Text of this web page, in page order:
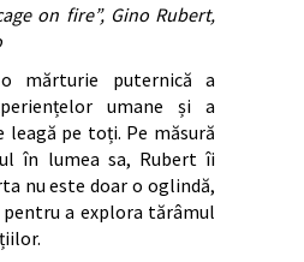
on fire”, Gino Rubert,
mărturie puternică a
umane și a
pe toți. Pe măsură
în lumea sa, Rubert îi
nu este doar o oglindă,
pentru a explora tărâmul